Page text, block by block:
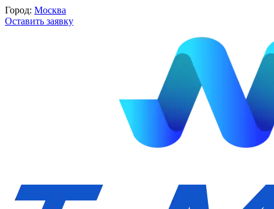
Город: Москва
Оставить заявку